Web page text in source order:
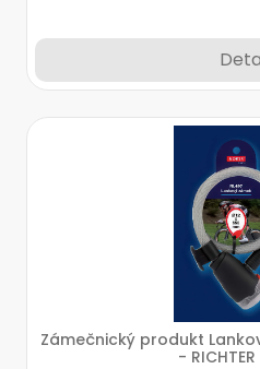
Zámečnický produkt
- RICHTER